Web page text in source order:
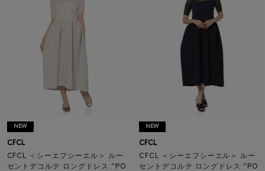
NEW
CFCL
CFCL ＜シーエフシーエル＞ ルー
セントデコルテ ロングドレス “PO
NEW
CFCL
CFCL ＜シーエフシーエル＞ ルー
セントデコルテ ロングドレス “PO